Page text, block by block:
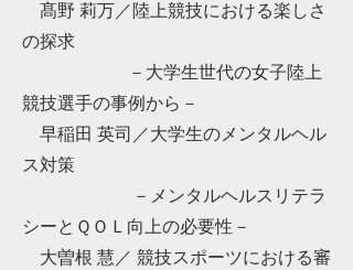
髙野 莉万／陸上競技における楽しさ
の探求
－大学生世代の女子陸上
競技選手の事例から－
早稲田 英司／大学生のメンタルヘル
ス対策
－メンタルヘルスリテラ
シーとＱＯＬ向上の必要性－
大曽根 慧／ 競技スポーツにおける審